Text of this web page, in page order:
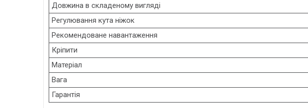
Довжина в складеному вигляді
Регулювання кута ніжок
Рекомендоване навантаження
Кріпити
Матеріал
Вага
Гарантія